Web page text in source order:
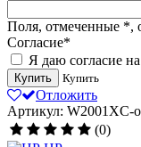
Поля, отмеченные *,
Согласие*
Я даю согласие на
Купить Купить
Отложить
Артикул: W2001XC-o
(0)